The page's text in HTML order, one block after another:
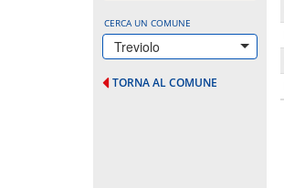
CERCA UN COMUNE
Treviolo
TORNA AL COMUNE